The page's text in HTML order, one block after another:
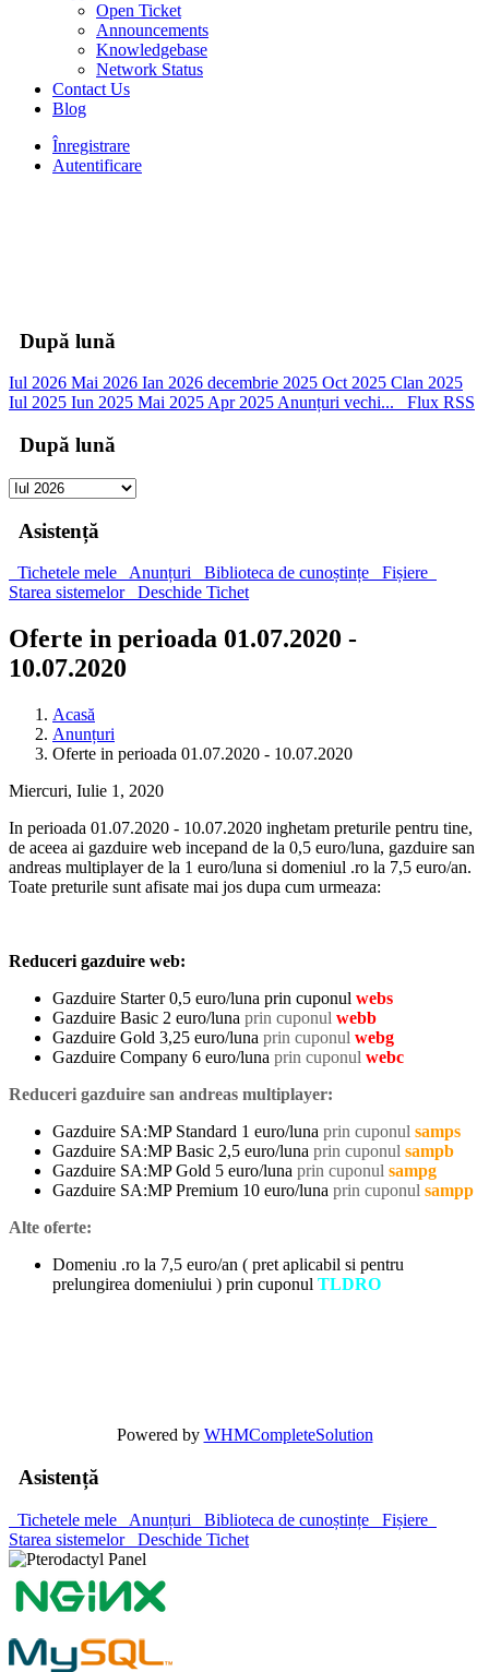
Open Ticket
Announcements
Knowledgebase
Network Status
Contact Us
Blog
Înregistrare
Autentificare
După lună
Iul 2026 Mai 2026 Ian 2026 decembrie 2025 Oct 2025 Clan 2025
Iul 2025 Iun 2025 Mai 2025Apr 2025Anunțuri vechi... Flux RSS
După lună
Asistență
Tichetele mele Anunțuri Biblioteca de cunoștințe
Fișiere
Starea sistemelor
Deschide Tichet
Oferte in perioada 01.07.2020 -
10.07.2020
Acasă
Anunțuri
Oferte in perioada 01.07.2020 - 10.07.2020
Miercuri, Iulie 1, 2020
In perioada 01.07.2020 - 10.07.2020 inghetam preturile pentru tine,
de aceea ai gazduire web incepand de la 0,5 euro/luna, gazduire san
andreas multiplayer de la 1 euro/luna si domeniul .ro la 7,5 euro/an.
Toate preturile sunt afisate mai jos dupa cum urmeaza:
Reduceri gazduire web:
Gazduire Starter 0,5 euro/luna prin cuponul webs
Gazduire Basic 2 euro/luna prin cuponul webb
Gazduire Gold 3,25 euro/luna prin cuponul webg
Gazduire Company 6 euro/luna prin cuponul webc
Reduceri gazduire san andreas multiplayer:
Gazduire SA:MP Standard 1 euro/luna prin cuponul samps
Gazduire SA:MP Basic 2,5 euro/luna prin cuponul sampb
Gazduire SA:MP Gold 5 euro/luna prin cuponul sampg
Gazduire SA:MP Premium 10 euro/luna prin cuponul sampp
Alte oferte:
Domeniu .ro la 7,5 euro/an ( pret aplicabil si pentru
prelungirea domeniului ) prin cuponul TLDRO
Powered by WHMCompleteSolution
Asistență
Tichetele mele Anunțuri Biblioteca de cunoștințe
Fișiere
Starea sistemelor
Deschide Tichet